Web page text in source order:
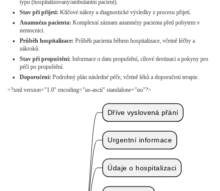
typu (hospitalizovaný/ambulantní pacient).
Stav při přijetí: Klíčové nálezy a diagnostické výsledky z procesu přijetí.
Anamnéza pacienta: Komplexní záznam anamnézy pacienta před pobytem v
nemocnici.
Průběh hospitalizace: Průběh pacienta během hospitalizace, včetně léčby a
zákroků.
Stav při propuštění: Informace o datu propuštění, cílové destinaci a pokyny pro
péči po propuštění.
Doporučení: Podrobný plán následné péče, včetně léků a doporučení terapie.
<?xml version="1.0" encoding="us-ascii" standalone="no"?>
Dříve vyslovená přání
Urgentní informace
Údaje o hospitalizaci